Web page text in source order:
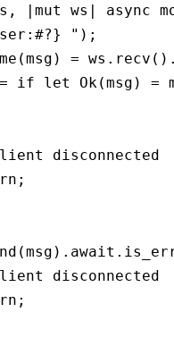
|mut ws | async
" );
(msg) = ws . recv ()
= if let Ok (msg) =
disconnected
;
(msg) .await.
disconnected
;